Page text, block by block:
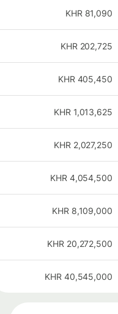
81,090
KHR
202,725
KHR
405,450
KHR
1,013,625
KHR
2,027,250
KHR
4,054,500
KHR
8,109,000
KHR
20,272,500
KHR
40,545,000
KHR